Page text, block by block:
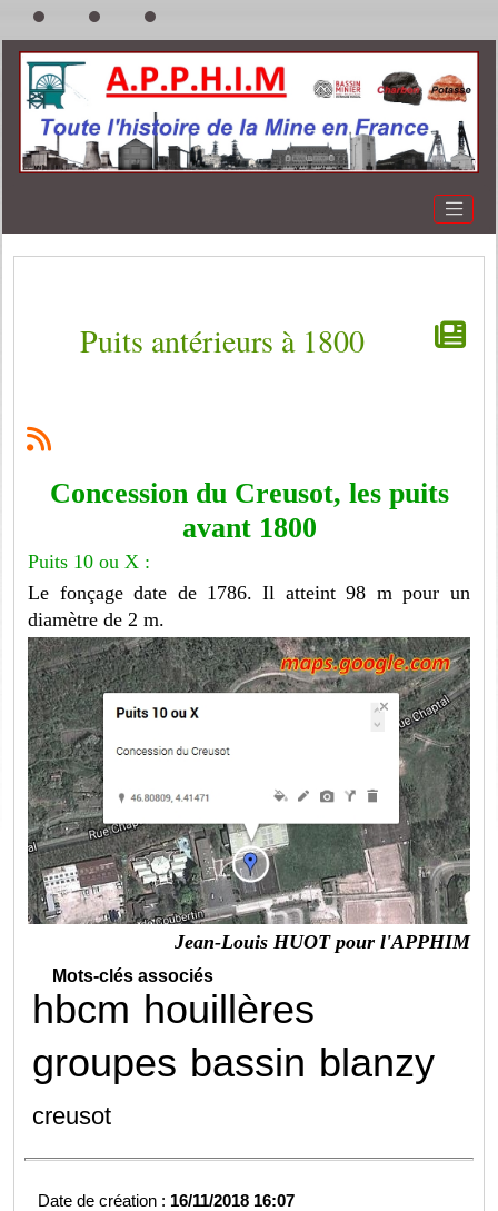
Puits antérieurs à 1800
Concession du Creusot, les puits
avant 1800
Puits 10 ou X :
Le fonçage date de 1786. Il atteint 98 m pour un
diamètre de 2 m.
Jean-Louis HUOT pour l'APPHIM
Mots-clés associés
hbcm houillères
groupes bassin blanzy
creusot
Date de création : 16/11/2018 16:07